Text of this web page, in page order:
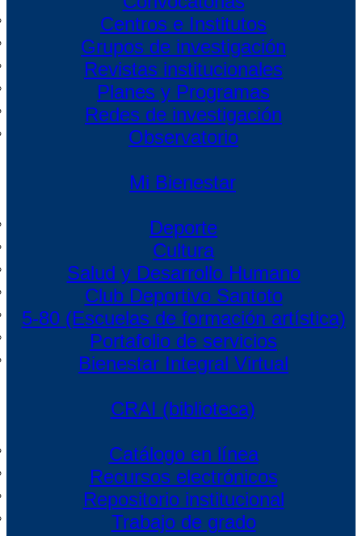
Centros e Institutos
Grupos de investigación
Revistas institucionales
Planes y Programas
Redes de investigación
Observatorio
Mi Bienestar
Deporte
Cultura
Salud y Desarrollo Humano
Club Deportivo Santoto
5-80 (Escuelas de formación artística)
Portafolio de servicios
Bienestar Integral Virtual
CRAI (biblioteca)
Catálogo en línea
Recursos electrónicos
Repositorio institucional
Trabajo de grado